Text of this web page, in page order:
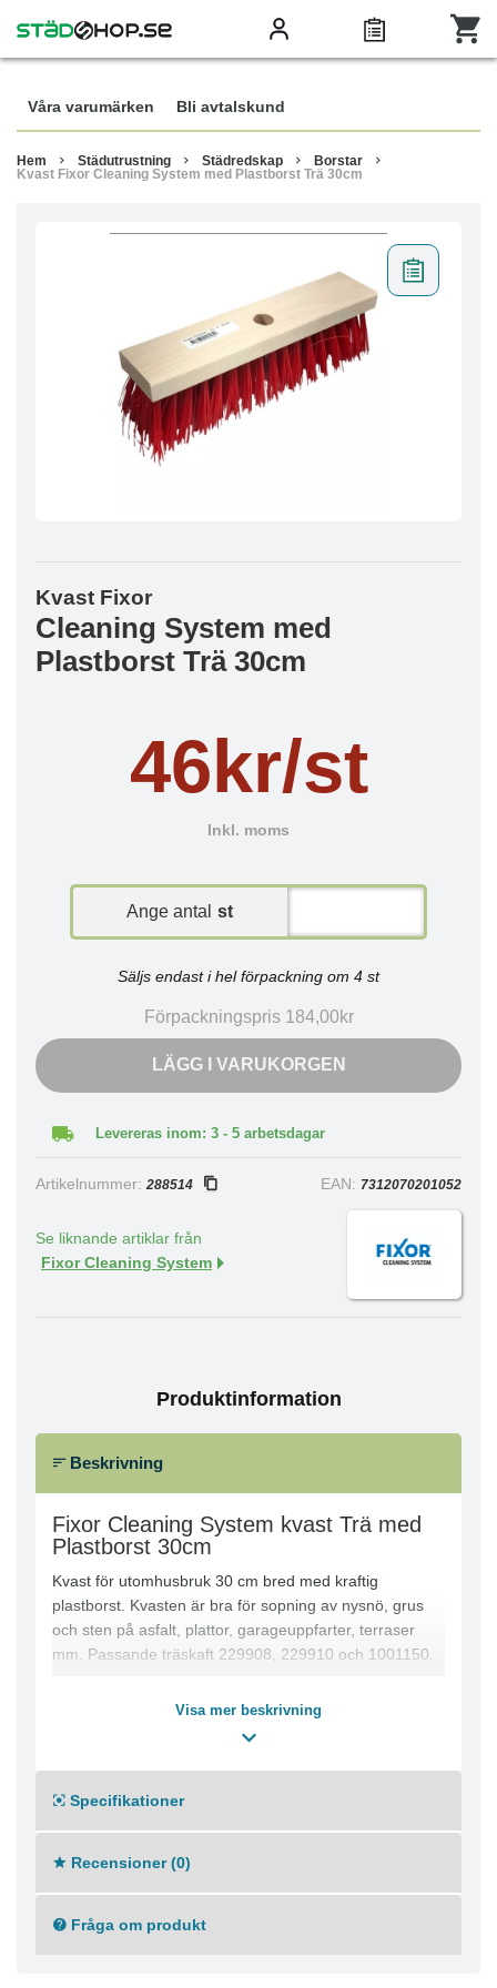
Våra varumärken Bli avtalskund
Hem Städutrustning Städredskap
Borstar
Kvast Fixor Cleaning System med Plastborst Trä 30cm
Kvast Fixor
Cleaning System med
Plastborst Trä 30cm
46kr/st
Inkl. moms
Ange antal st
Säljs endast i hel förpackning om 4 st
Förpackningspris 184,00kr
LÄGG I VARUKORGEN
Levereras inom: 3 - 5 arbetsdagar
Artikelnummer: 288514 EAN: 7312070201052
Se liknande artiklar från
Fixor Cleaning System
Produktinformation
Beskrivning
Fixor Cleaning System kvast Trä med
Plastborst 30cm
Kvast för utomhusbruk 30 cm bred med kraftig
plastborst. Kvasten är bra för sopning av nysnö, grus
och sten på asfalt, plattor, garageuppfarter, terraser
mm. Passande träskaft 229908, 229910 och 1001150.
Visa mer beskrivning
Specifikationer
Recensioner (0)
Fråga om produkt